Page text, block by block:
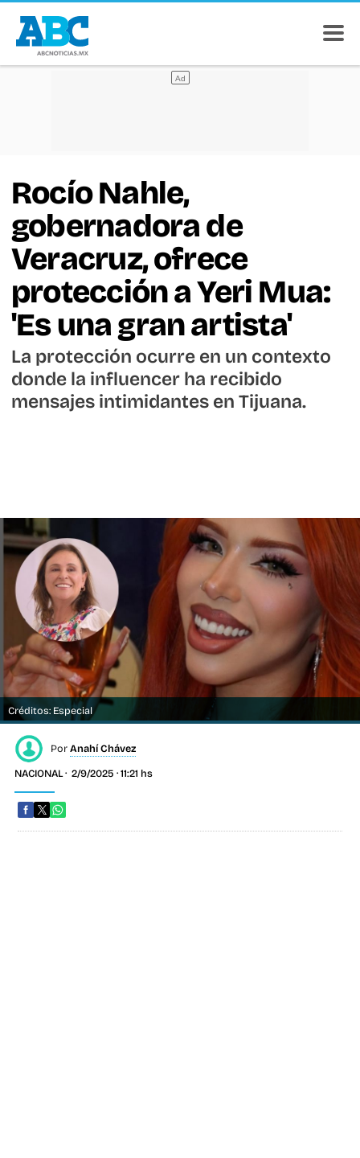
Rocío Nahle,
gobernadora de
Veracruz, ofrece
protección a Yeri Mua:
'Es una gran artista'
La protección ocurre en un contexto
donde la influencer ha recibido
mensajes intimidantes en Tijuana.
Créditos: Especial
Por Anahí Chávez
NACIONAL 2/9/2025 · 11:21 hs